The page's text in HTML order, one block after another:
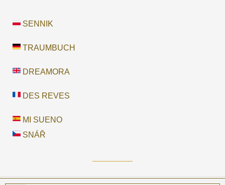
SENNIK
TRAUMBUCH
DREAMORA
DES REVES
MI SUENO
SNÁŘ